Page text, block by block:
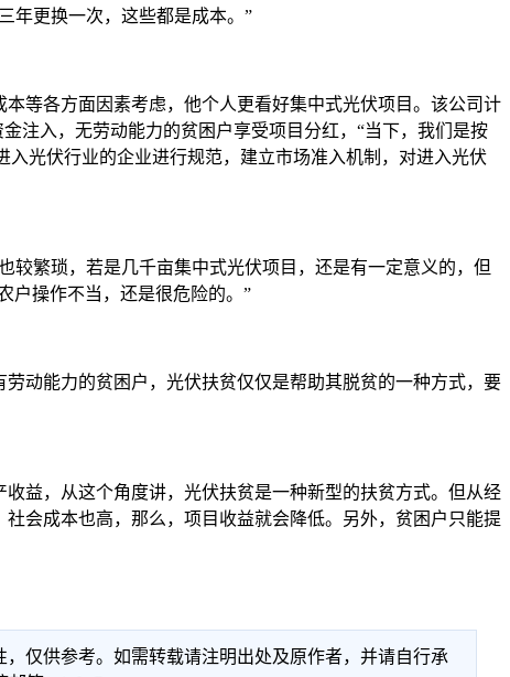
年更换一次，这些都是成本。”
等各方面因素考虑，他个人更看好集中式光伏项目。该公司计
注入，无劳动能力的贫困户享受项目分红，“当下，我们是按
光伏行业的企业进行规范，建立市场准入机制，对进入光伏
繁琐，若是几千亩集中式光伏项目，还是有一定意义的，但
户操作不当，还是很危险的。”
动能力的贫困户，光伏扶贫仅仅是帮助其脱贫的一种方式，要
，从这个角度讲，光伏扶贫是一种新型的扶贫方式。但从经
会成本也高，那么，项目收益就会降低。另外，贫困户只能提
仅供参考。如需转载请注明出处及原作者，并请自行承